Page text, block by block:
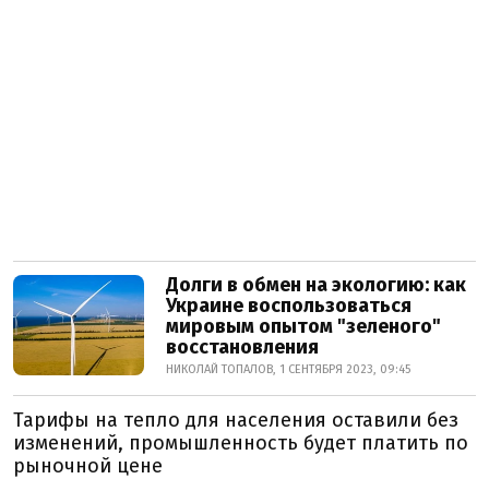
Долги в обмен на экологию: как
Украине воспользоваться
мировым опытом "зеленого"
восстановления
НИКОЛАЙ ТОПАЛОВ, 1 СЕНТЯБРЯ 2023, 09:45
Тарифы на тепло для населения оставили без
изменений, промышленность будет платить по
рыночной цене